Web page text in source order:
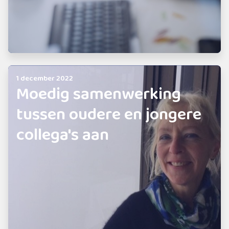
1 december 2022
Moedig samenwerking
tussen oudere en jongere
collega's aan